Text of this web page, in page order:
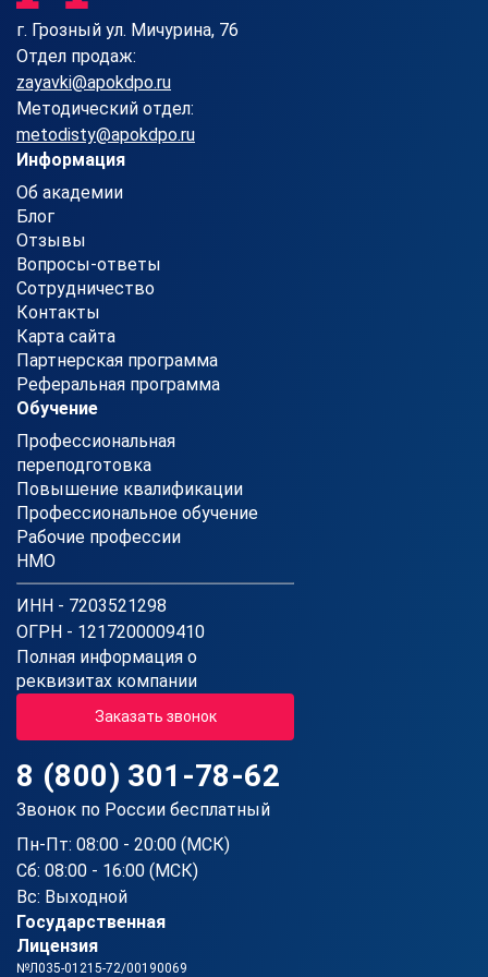
г. Грозный ул. Мичурина, 76
Отдел продаж:
zayavki@apokdpo.ru
Методический отдел:
metodisty@apokdpo.ru
Информация
Об академии
Блог
Отзывы
Вопросы-ответы
Сотрудничество
Контакты
Карта сайта
Партнерская программа
Реферальная программа
Обучение
Профессиональная
переподготовка
Повышение квалификации
Профессиональное обучение
Рабочие профессии
НМО
ИНН - 7203521298
ОГРН - 1217200009410
Полная информация о
реквизитах компании
Заказать звонок
8 (800) 301-78-62
Звонок по России бесплатный
Пн-Пт: 08:00 - 20:00 (МСК)
Сб: 08:00 - 16:00 (МСК)
Вс: Выходной
Государственная
Лицензия
№Л035-01215-72/00190069